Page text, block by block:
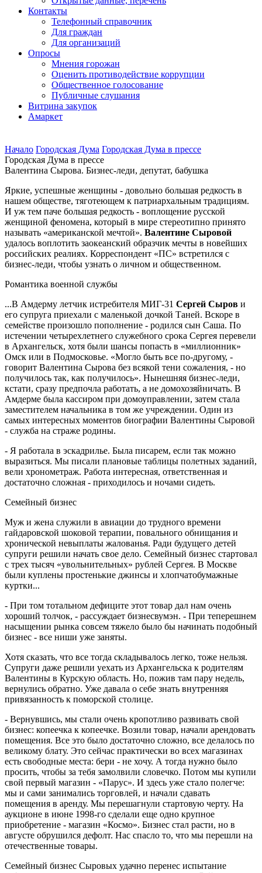
Контакты
Телефонный справочник
Для граждан
Для организаций
Опросы
Мнения горожан
Оценить противодействие коррупции
Общественное голосование
Публичные слушания
Витрина закупок
Амаркет
Начало Городская Дума Городская Дума в прессе
Городская Дума в прессе
Валентина Сырова. Бизнес-леди, депутат, бабушка
Яркие, успешные женщины - довольно большая редкость в
нашем обществе, тяготеющем к патриархальным традициям.
И уж тем паче большая редкость - воплощение русской
женщиной феномена, который в мире стереотипно принято
называть «американской мечтой». Валентине Сыровой
удалось воплотить заокеанский образчик мечты в новейших
российских реалиях. Корреспондент «ПС» встретился с
бизнес-леди, чтобы узнать о личном и общественном.
Романтика военной службы
...В Амдерму летчик истребителя МИГ-31 Сергей Сыров и
его супруга приехали с маленькой дочкой Таней. Вскоре в
семействе произошло пополнение - родился сын Саша. По
истечении четырехлетнего служебного срока Сергея перевели
в Архангельск, хотя были шансы попасть в «миллионник»
Омск или в Подмосковье. «Могло быть все по-другому, -
говорит Валентина Сырова без всякой тени сожаления, - но
получилось так, как получилось». Нынешняя бизнес-леди,
кстати, сразу предпочла работать, а не домохозяйничать. В
Амдерме была кассиром при домоуправлении, затем стала
заместителем начальника в том же учреждении. Один из
самых интересных моментов биографии Валентины Сыровой
- служба на страже родины.
- Я работала в эскадрилье. Была писарем, если так можно
выразиться. Мы писали плановые таблицы полетных заданий,
вели хронометраж. Работа интересная, ответственная и
достаточно сложная - приходилось и ночами сидеть.
Семейный бизнес
Муж и жена служили в авиации до трудного времени
гайдаровской шоковой терапии, повального обнищания и
хронической невыплаты жалованья. Ради будущего детей
супруги решили начать свое дело. Семейный бизнес стартовал
с трех тысяч «увольнительных» рублей Сергея. В Москве
были куплены простенькие джинсы и хлопчатобумажные
куртки...
- При том тотальном дефиците этот товар дал нам очень
хороший толчок, - рассуждает бизнесвумэн. - При теперешнем
насыщении рынка совсем тяжело было бы начинать подобный
бизнес - все ниши уже заняты.
Хотя сказать, что все тогда складывалось легко, тоже нельзя.
Супруги даже решили уехать из Архангельска к родителям
Валентины в Курскую область. Но, пожив там пару недель,
вернулись обратно. Уже давала о себе знать внутренняя
привязанность к поморской столице.
- Вернувшись, мы стали очень кропотливо развивать свой
бизнес: копеечка к копеечке. Возили товар, начали арендовать
помещения. Все это было достаточно сложно, все делалось по
великому блату. Это сейчас практически во всех магазинах
есть свободные места: бери - не хочу. А тогда нужно было
просить, чтобы за тебя замолвили словечко. Потом мы купили
свой первый магазин - «Парус». И здесь уже стало полегче:
мы и сами занимались торговлей, и начали сдавать
помещения в аренду. Мы перешагнули стартовую черту. На
аукционе в июне 1998-го сделали еще одно крупное
приобретение - магазин «Космо». Бизнес стал расти, но в
августе обрушился дефолт. Нас спасло то, что мы перешли на
отечественные товары.
Семейный бизнес Сыровых удачно перенес испытание